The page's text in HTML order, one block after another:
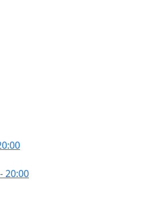
20:00